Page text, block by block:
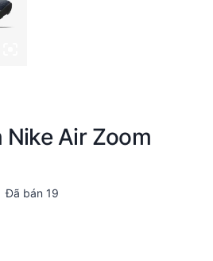
Nike Air Zoom
Đã bán 19